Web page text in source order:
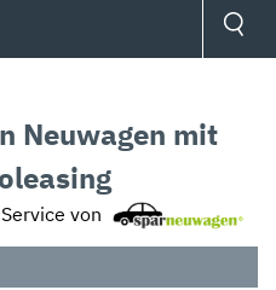
Neuwagen mit
von